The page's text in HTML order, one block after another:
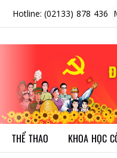
Hotline: (02133) 878 436
THỂ THAO KHOA HỌC